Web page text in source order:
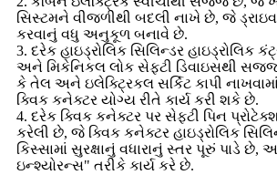
સિસ્ટમને વીજળીથી બદલી નાખે છે, જે
કરવાનું વધુ અનુકૂળ બનાવે છે.
3. દરેક હાઇડ્રોલિક સિલિન્ડર હાઇડ્રોલિક
અને મિકેનિકલ લોક સેફ્ટી ડિવાઇસથી
કે તેલ અને ઇલેક્ટ્રિકલ સર્કિટ કાપી
ક્વિક કનેક્ટર યોગ્ય રીતે કાર્ય કરી શકે છે.
4. દરેક ક્વિક કનેક્ટર પર સેફ્ટી પિન
કરેલી છે, જે ક્વિક કનેક્ટર હાઇડ્રોલિક
કિસ્સામાં સુરક્ષાનું વધારાનું સ્તર પૂરું પાડે
ઇન્શ્યોરન્સ" તરીકે કાર્ય કરે છે.